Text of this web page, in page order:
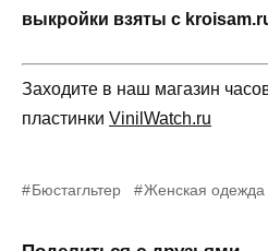
выкройки взяты с
Заходите в наш магазин
пластинки VinilWatch.ru
Бюстагльтер Женская одежда